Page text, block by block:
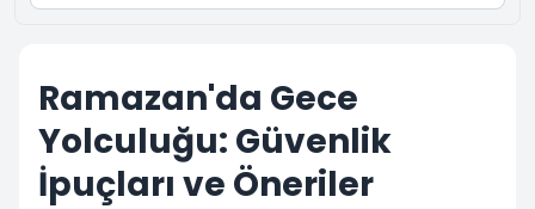
Ramazan'da Gece
Yolculuğu: Güvenlik
İpuçları ve Öneriler